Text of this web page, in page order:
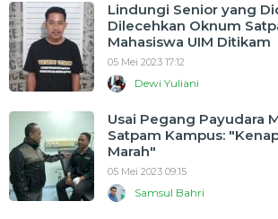
Lindungi Senior yang
Dilecehkan Oknum
Mahasiswa UIM Ditikam
05 Mei 2023 17:12
Dewi Yuliani
Usai Pegang Payudara
Satpam Kampus:
Marah"
05 Mei 2023 09:15
Samsul Bahri